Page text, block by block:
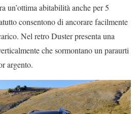
un’ottima abitabilità anche per 5
consentono di ancorare facilmente
Nel retro Duster presenta una
che sormontano un paraurti
argento.